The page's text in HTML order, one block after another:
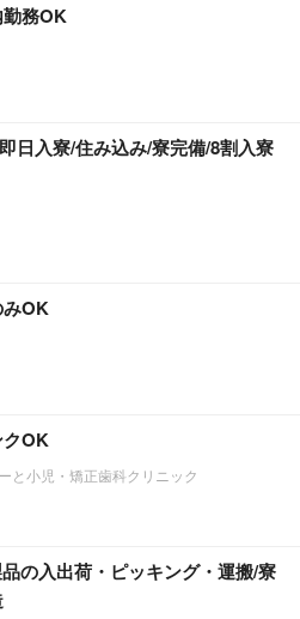
務OK
日入寮/住み込み/寮完備/8割入寮
OK
OK
と小児・矯正歯科クリニック
の入出荷・ピッキング・運搬/寮